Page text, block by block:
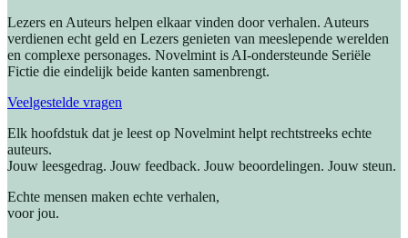
Lezers en Auteurs helpen elkaar vinden door verhalen. Auteurs
verdienen echt geld en Lezers genieten van meeslepende werelden
en complexe personages. Novelmint is AI-ondersteunde Seriële
Fictie die eindelijk beide kanten samenbrengt.
Veelgestelde vragen
Elk hoofdstuk dat je leest op Novelmint helpt rechtstreeks echte
auteurs.
Jouw leesgedrag. Jouw feedback. Jouw beoordelingen. Jouw steun.
Echte mensen maken echte verhalen,
voor jou.